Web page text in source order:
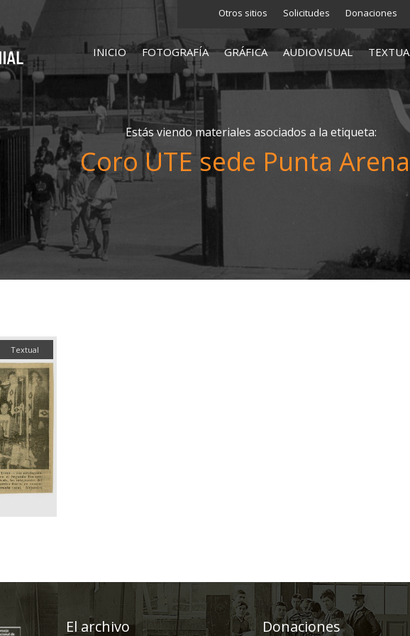
Otros sitios Solicitudes Donaciones
INICIO FOTOGRAFÍA GRÁFICA AUDIOVISUAL
Estás viendo materiales asociados a la etiqueta:
Coro UTE sede Punta
Textual
El archivo Donaciones